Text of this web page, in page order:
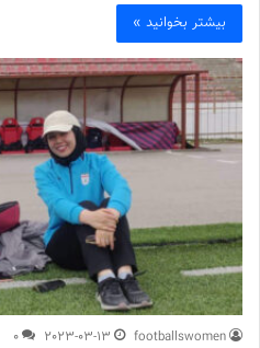
بیشتر بخوانید »
footballswomen
2023-03-13
0